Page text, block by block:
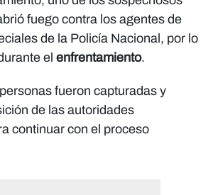
fuego contra los agentes de
de la Policía Nacional, por lo
el enfrentamiento.
fueron capturadas y
de las autoridades
continuar con el proceso